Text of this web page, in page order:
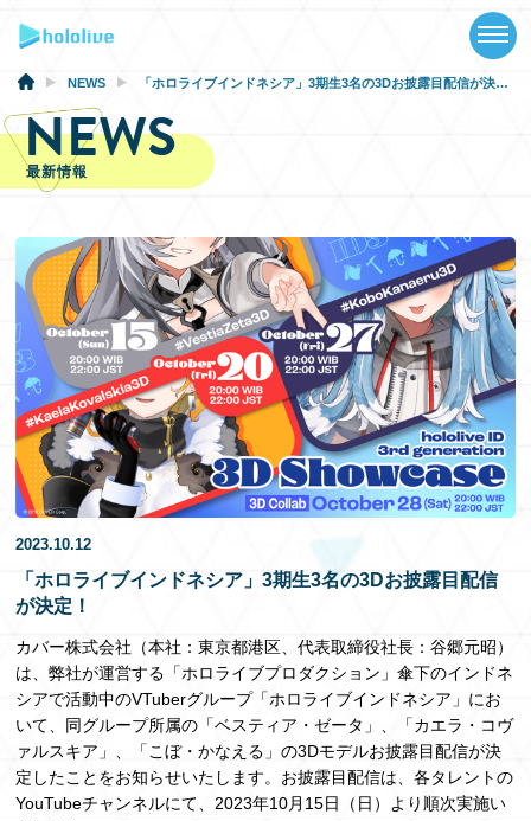
NEWS
SCHEDULE
EVENTS
VIDEOS
MUSIC
GOODS
SPECIAL
EN
NEWS 「ホロライブインドネシア」3期生3名の3Dお披露目配信が決定！
NEWS
最新情報
2023.10.12
「ホロライブインドネシア」3期生3名の3Dお披露目配信
が決定！
カバー株式会社（本社：東京都港区、代表取締役社長：谷郷元昭）
は、弊社が運営する「ホロライブプロダクション」傘下のインドネ
シアで活動中のVTuberグループ「ホロライブインドネシア」にお
いて、同グループ所属の「ベスティア・ゼータ」、「カエラ・コヴ
ァルスキア」、「こぼ・かなえる」の3Dモデルお披露目配信が決
定したことをお知らせいたします。お披露目配信は、各タレントの
YouTubeチャンネルにて、2023年10月15日（日）より順次実施い